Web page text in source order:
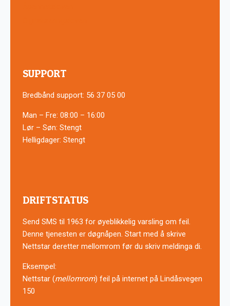
SUPPORT
Bredbånd support: 56 37 05 00
Man – Fre: 08:00 – 16:00
Lør – Søn: Stengt
Helligdager: Stengt
DRIFTSTATUS
Send SMS til 1963 for øyeblikkelig varsling om feil.
Denne tjenesten er døgnåpen. Start med å skrive
Nettstar deretter mellomrom før du skriv meldinga di.
Eksempel:
Nettstar (mellomrom) feil på internet på Lindåsvegen
150